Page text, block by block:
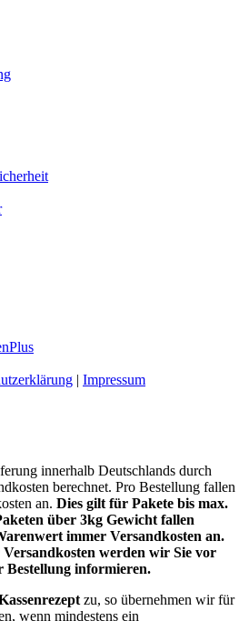
| Impressum
innerhalb Deutschlands durch
berechnet. Pro Bestellung fallen
an. Dies gilt für Pakete bis max.
über 3kg Gewicht fallen
immer Versandkosten an.
werden wir Sie vor
Bestellung informieren.
zu, so übernehmen wir für
wenn mindestens ein